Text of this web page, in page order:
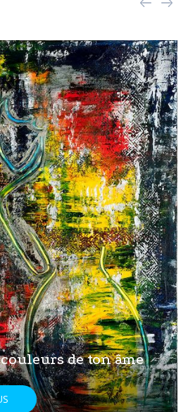
de ton âme